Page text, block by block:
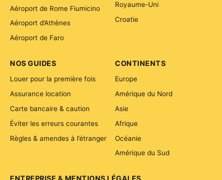
Aéroport de Rome Fiumicino
Aéroport d’Athènes
Aéroport de Faro
Royaume-Uni
Croatie
CONTINENTS
Europe
Amérique du Nord
Asie
Afrique
Océanie
Amérique du Sud
NOS GUIDES
Louer pour la première fois
Assurance location
Carte bancaire & caution
Éviter les erreurs courantes
Règles & amendes à l’étranger